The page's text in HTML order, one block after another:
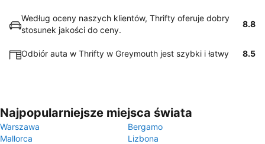
Według oceny naszych klientów, Thrifty oferuje dobry
stosunek jakości do ceny.
8.8
Odbiór auta w Thrifty w Greymouth jest szybki i łatwy 8.5
Najpopularniejsze miejsca świata
Warszawa
Bergamo
Mallorca
Lizbona